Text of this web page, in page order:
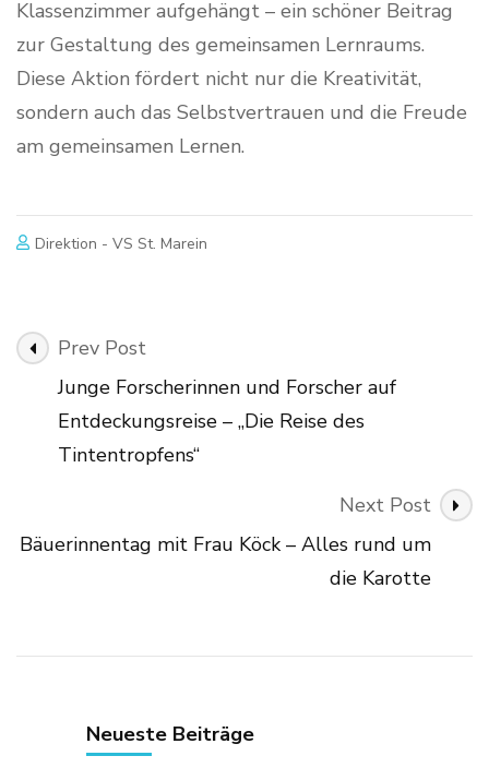
Klassenzimmer aufgehängt – ein schöner Beitrag
zur Gestaltung des gemeinsamen Lernraums.
Diese Aktion fördert nicht nur die Kreativität,
sondern auch das Selbstvertrauen und die Freude
am gemeinsamen Lernen.
Direktion - VS St. Marein
Post
Navigation
Prev Post
Junge Forscherinnen und Forscher auf
Entdeckungsreise – „Die Reise des
Tintentropfens“
Next Post
Bäuerinnentag mit Frau Köck – Alles rund um
die Karotte
Neueste Beiträge